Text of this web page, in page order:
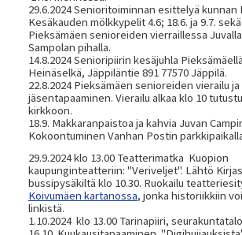
29.6.2024 Senioritoiminnan esittelyä kunnan
Kesäkauden mölkkypelit 4.6; 18.6. ja 9.7. sekä
Pieksämäen senioreiden vierraillessa
Sampolan pihalla.
14.8.2024 Senioripiirin kesäjuhla
Heinäselkä, Jäppiläntie 891 77570 Jäppilä.
22.8.2024 Pieksämäen senioreiden vierailu ja
jäsentapaaminen. Vierailu alkaa klo 10
kirkkoon.
18.9. Makkaranpaistoa ja kahvia Juvan
Kokoontuminen Vanhan Postin
29.9.2024 klo 13.00 Teatterimatka Kuopion
kaupunginteatteriin: "Veriveljet". Lähtö
bussipysäkiltä klo 10.30. Ruokailu
Koivumäen kartanossa, jonka historiikkiin
linkistä.
1.10.2024 klo 13.00 Tarinapiiri,